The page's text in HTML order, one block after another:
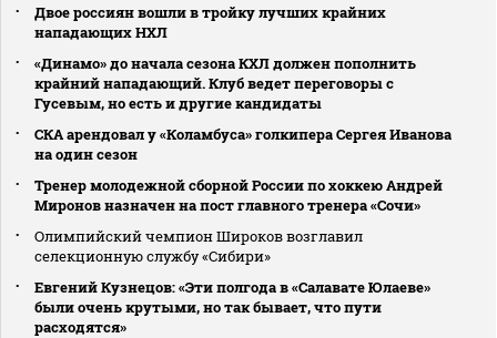
Двое россиян вошли в тройку лучших крайних
нападающих НХЛ
«Динамо» до начала сезона КХЛ должен пополнить
крайний нападающий. Клуб ведет переговоры с
Гусевым, но есть и другие кандидаты
СКА арендовал у «Коламбуса» голкипера Сергея Иванова
на один сезон
Тренер молодежной сборной России по хоккею Андрей
Миронов назначен на пост главного тренера «Сочи»
Олимпийский чемпион Широков возглавил
селекционную службу «Сибири»
Евгений Кузнецов: «Эти полгода в «Салавате Юлаеве»
были очень крутыми, но так бывает, что пути
расходятся»